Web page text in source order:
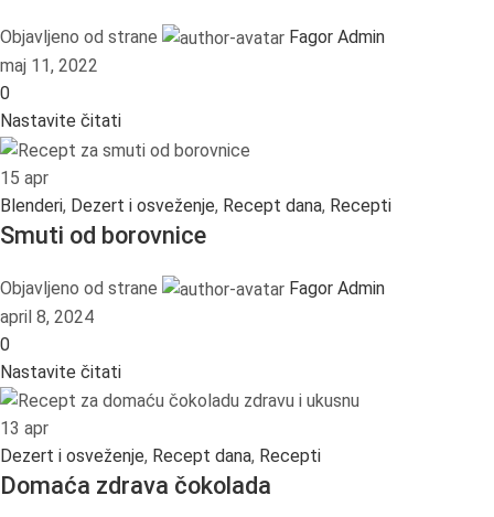
Objavljeno od strane
Fagor Admin
maj 11, 2022
0
Nastavite čitati
15 apr
Blenderi, Dezert i osveženje, Recept dana, Recepti
Smuti od borovnice
Objavljeno od strane
Fagor Admin
april 8, 2024
0
Nastavite čitati
13 apr
Dezert i osveženje, Recept dana, Recepti
Domaća zdrava čokolada